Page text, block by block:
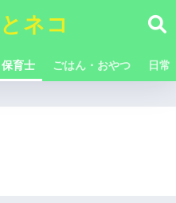
ネコ
保育士 ごはん・おやつ 日常